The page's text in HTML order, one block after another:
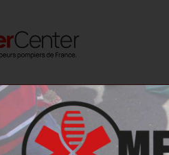
Annuaire SDIS